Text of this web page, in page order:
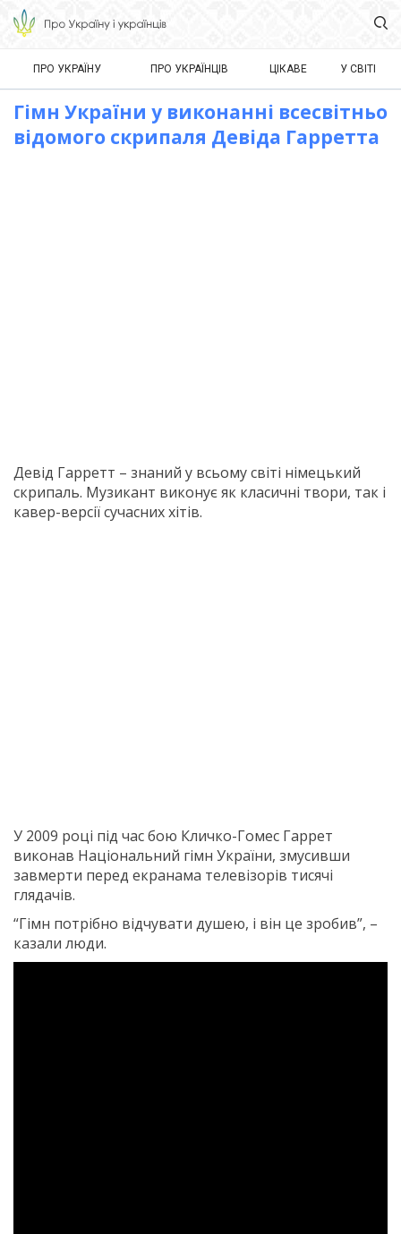
ПРО УКРАЇНУ ПРО УКРАЇНЦІВ ЦІКАВЕ У СВІТІ
Гімн України у виконанні всесвітньо
відомого скрипаля Девіда Гарретта
Девід Гарретт – знаний у всьому світі німецький
скрипаль. Музикант виконує як класичні твори, так і
кавер-версії сучасних хітів.
У 2009 році під час бою Кличко-Гомес Гаррет
виконав Національний гімн України, змусивши
завмерти перед екранама телевізорів тисячі
глядачів.
“Гімн потрібно відчувати душею, і він це зробив”, –
казали люди.